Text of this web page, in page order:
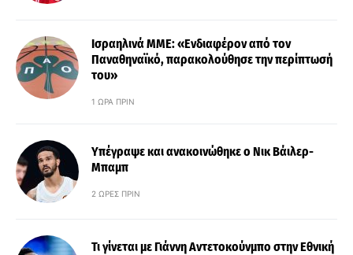
Ισραηλινά ΜΜΕ: «Ενδιαφέρον από τον
Παναθηναϊκό, παρακολούθησε την περίπτωσή
του»
1 ΏΡΑ ΠΡΙΝ
Υπέγραψε και ανακοινώθηκε ο Νικ Βάιλερ-
Μπαμπ
2 ΏΡΕΣ ΠΡΙΝ
Τι γίνεται με Γιάννη Αντετοκούνμπο στην Εθνική